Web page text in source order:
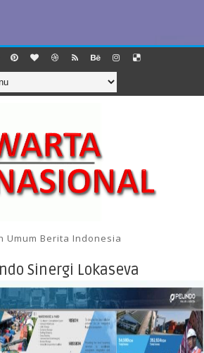
Umum Berita Indonesia
Sinergi Lokaseva